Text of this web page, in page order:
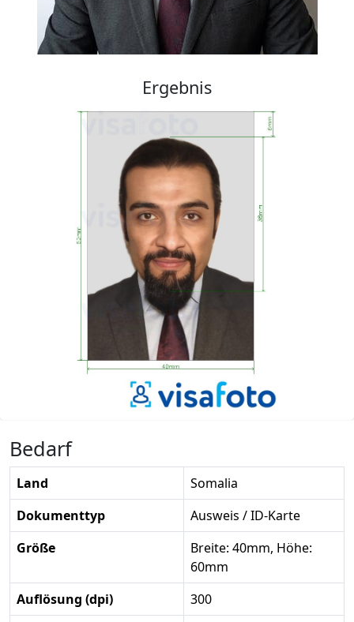
Ergebnis
Bedarf
Land
Somalia
Dokumenttyp
Ausweis / ID-Karte
Größe
Breite: 40mm, Höhe:
60mm
Auflösung (dpi)
300